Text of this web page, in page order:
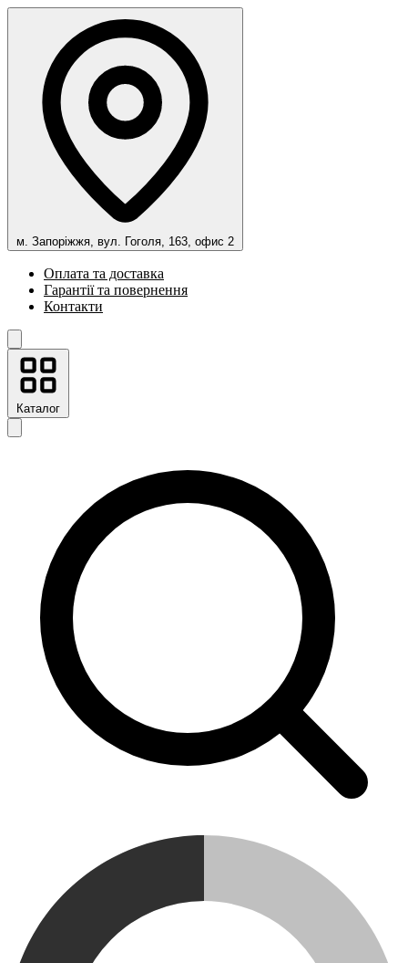
м. Запоріжжя, вул. Гоголя, 163, офис 2
Оплата та доставка
Гарантії та повернення
Контакти
Каталог